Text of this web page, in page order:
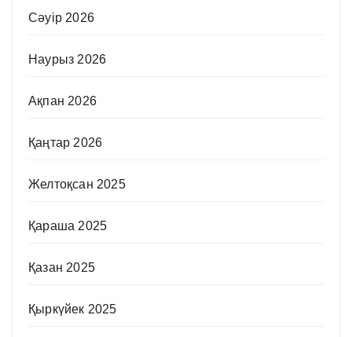
Сәуір 2026
Наурыз 2026
Ақпан 2026
Қаңтар 2026
Желтоқсан 2025
Қараша 2025
Қазан 2025
Қыркүйек 2025